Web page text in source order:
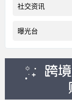
社交资讯
曝光台